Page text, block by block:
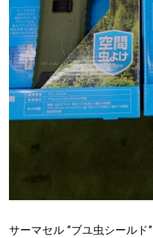
サーマセル ”ブユ虫シールド”